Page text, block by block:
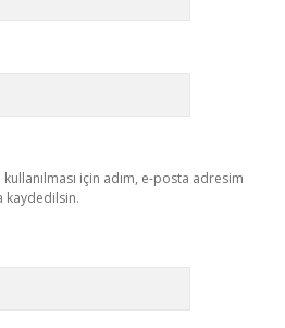
için adım, e-posta adresim
kaydedilsin.